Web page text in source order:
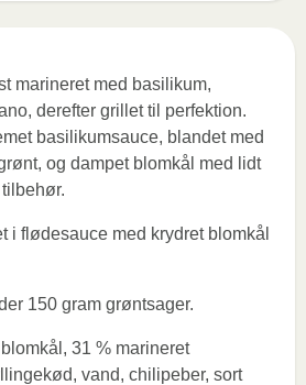
marineret med basilikum,
derefter grillet til perfektion.
basilikumsauce, blandet med
og dampet blomkål med lidt
i flødesauce med krydret blomkål
150 gram grøntsager.
31 % marineret
vand, chilipeber, sort